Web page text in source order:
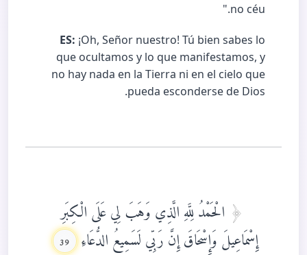
no céu."
ES: ¡Oh, Señor nuestro! Tú bien sabes lo
que ocultamos y lo que manifestamos, y
no hay nada en la Tierra ni en el cielo que
pueda esconderse de Dios.
الْحَمْدُ لِلَّهِ الَّذِي وَهَبَ لِي عَلَى الْكِبَرِ
إِسْمَاعِيلَ وَإِسْحَاقَ إِنَّ رَبِّي لَسَمِيعُ الدُّعَاءِ 39